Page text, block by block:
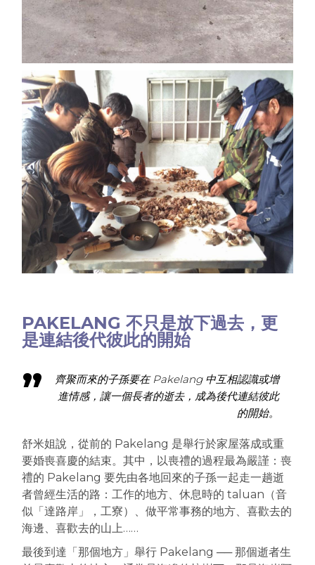
PAKELANG 不只是放下過去，更
是連結後代彼此的開始
齊聚而來的子孫要在 Pakelang 中互相認識或增
進情感，讓一個長者的逝去，成為後代連結彼此
的開始。
舒米姐說，從前的 Pakelang 是舉行於家屋落成或重
要婚喪喜慶的結束。其中，以喪禮的過程最為嚴謹：喪
禮的 Pakelang 要先由各地回來的子孫一起走一趟逝
者曾經生活的路：工作的地方、休息時的 taluan（音
似「達路岸」，工寮）、做平常事務的地方、喜歡去的
海邊、喜歡去的山上……
最後到達「那個地方」舉行 Pakelang ── 那個逝者生